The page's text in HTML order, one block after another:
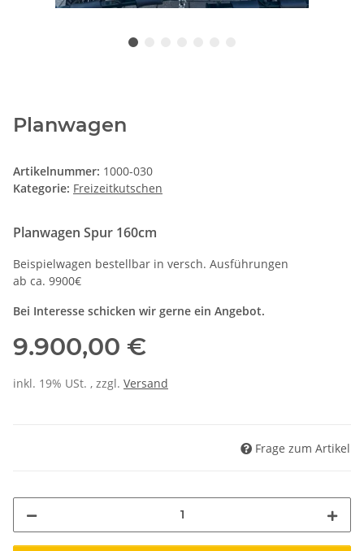
Planwagen
Artikelnummer: 1000-030
Kategorie: Freizeitkutschen
Planwagen Spur 160cm
Beispielwagen bestellbar in versch. Ausführungen
ab ca. 9900€
Bei Interesse schicken wir gerne ein Angebot.
9.900,00 €
inkl. 19% USt. , zzgl. Versand
Frage zum Artikel